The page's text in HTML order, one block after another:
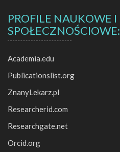
PROFILE NAUKOWE I
SPOŁECZNOŚCIOWE:
Academia.edu
Publicationslist.org
ZnanyLekarz.pl
Researcherid.com
Researchgate.net
Orcid.org